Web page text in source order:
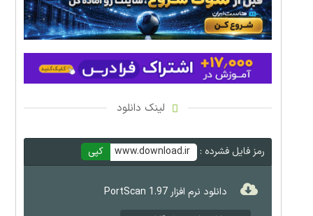
لینک دانلود
رمز فایل فشرده : www.download.ir کپی
دانلود نرم افزار PortScan 1.97